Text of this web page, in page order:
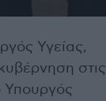
Υγείας,
στις
Υπουργός